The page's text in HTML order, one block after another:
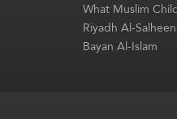
What Muslim
Riyadh Al-
Bayan Al-Islam